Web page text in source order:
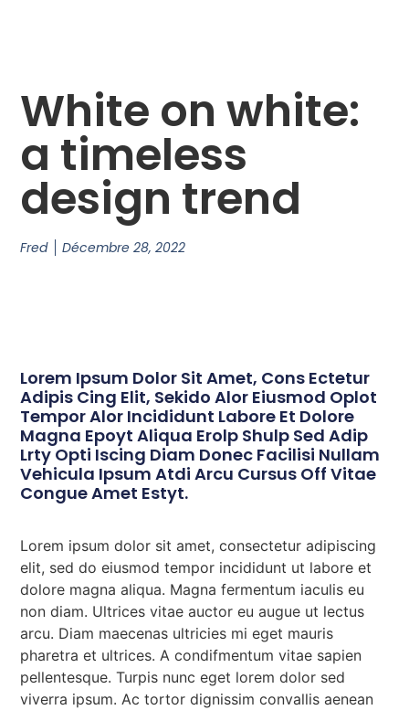
White on white:
a timeless
design trend
Fred Décembre 28, 2022
Lorem Ipsum Dolor Sit Amet, Cons Ectetur
Adipis Cing Elit, Sekido Alor Eiusmod Oplot
Tempor Alor Incididunt Labore Et Dolore
Magna Epoyt Aliqua Erolp Shulp Sed Adip
Lrty Opti Iscing Diam Donec Facilisi Nullam
Vehicula Ipsum Atdi Arcu Cursus Off Vitae
Congue Amet Estyt.
Lorem ipsum dolor sit amet, consectetur adipiscing
elit, sed do eiusmod tempor incididunt ut labore et
dolore magna aliqua. Magna fermentum iaculis eu
non diam. Ultrices vitae auctor eu augue ut lectus
arcu. Diam maecenas ultricies mi eget mauris
pharetra et ultrices. A condifmentum vitae sapien
pellentesque. Turpis nunc eget lorem dolor sed
viverra ipsum. Ac tortor dignissim convallis aenean